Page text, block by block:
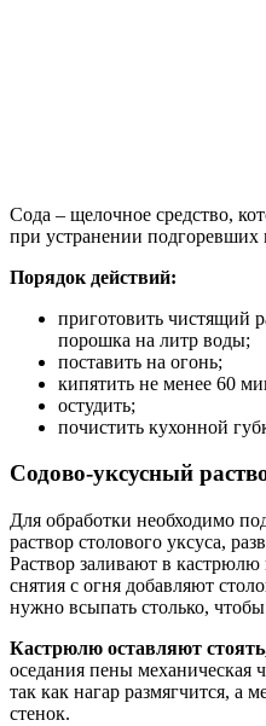
Сода – щелочное средство,
при устранении подгоревших
Порядок действий:
приготовить чистящий
порошка на литр воды;
поставить на огонь;
кипятить не менее 60
остудить;
почистить кухонной
Содово-уксусный
Для обработки необходимо
раствор столового уксуса,
Раствор заливают в
снятия с огня добавляют
нужно всыпать столько,
Кастрюлю оставляют
оседания пены механическая
так как нагар размягчится, а
стенок.